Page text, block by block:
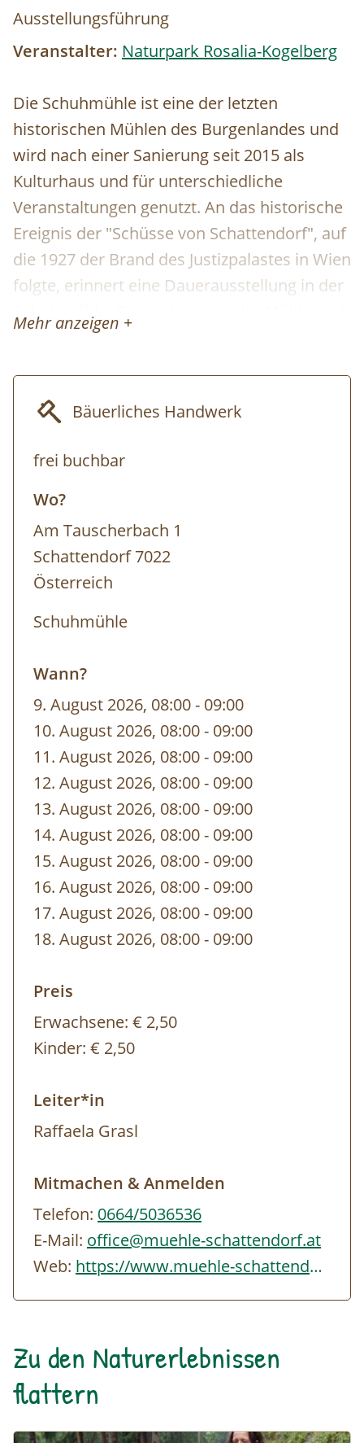
Ausstellungsführung
Veranstalter: Naturpark Rosalia-Kogelberg
Die Schuhmühle ist eine der letzten
historischen Mühlen des Burgenlandes und
wird nach einer Sanierung seit 2015 als
Kulturhaus und für unterschiedliche
Veranstaltungen genutzt. An das historische
Ereignis der "Schüsse von Schattendorf", auf
die 1927 der Brand des Justizpalastes in Wien
folgte, erinnert eine Dauerausstellung in der
Schuhmühle. Besichtigungen der Mühle und
des Mühlenladens mit Handwerkskunst und
Führungen von Gruppen nach
Termin: jederzeit nach telefonischer
Vereinbarung ab 10 Personen
Dauer: 1,5h
Mehr anzeigen +
Bäuerliches Handwerk
frei buchbar
Wo?
Am Tauscherbach 1
Schattendorf 7022
Österreich
Schuhmühle
Wann?
9. August 2026, 08:00- bis
09:00
10. August 2026, 08:00- bis
09:00
11. August 2026, 08:00- bis
09:00
12. August 2026, 08:00- bis
09:00
13. August 2026, 08:00- bis
09:00
14. August 2026, 08:00- bis
09:00
15. August 2026, 08:00- bis
09:00
16. August 2026, 08:00- bis
09:00
17. August 2026, 08:00- bis
09:00
18. August 2026, 08:00- bis
09:00
Preis
Erwachsene: € 2,50
Kinder: € 2,50
Leiter*in
Raffaela Grasl
Mitmachen & Anmelden
Telefon: 0664/5036536
E-Mail: office@muehle-schattendorf.at
Web:
https://www.muehle-schattendorf.at/index.php
Zu den Naturerlebnissen
flattern